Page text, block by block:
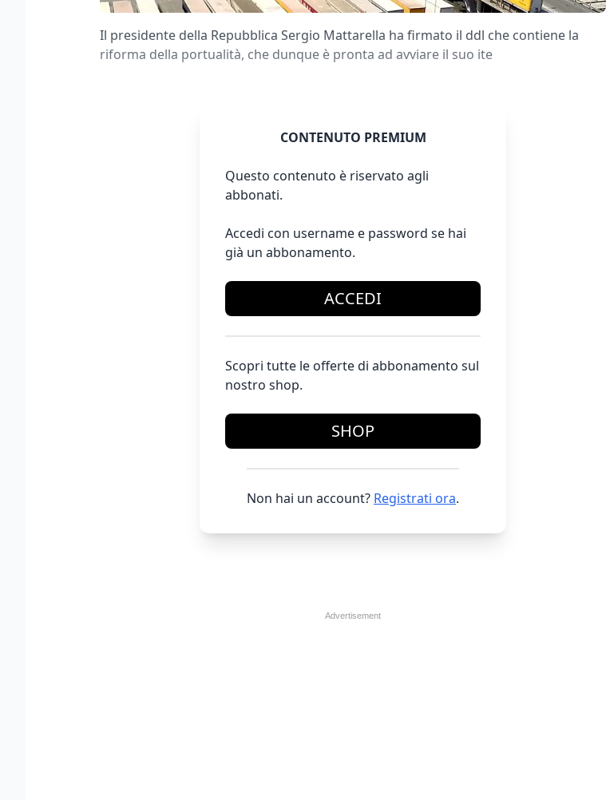
Il presidente della Repubblica Sergio Mattarella ha firmato il ddl che contiene la
riforma della portualità, che dunque è pronta ad avviare il suo ite
CONTENUTO PREMIUM
Questo contenuto è riservato agli
abbonati.
Accedi con username e password se hai
già un abbonamento.
ACCEDI
Scopri tutte le offerte di abbonamento sul
nostro shop.
SHOP
Non hai un account? Registrati ora.